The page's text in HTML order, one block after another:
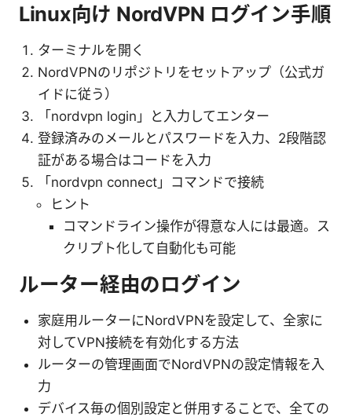
Linux向け NordVPN ログイン手順
ターミナルを開く
NordVPNのリポジトリをセットアップ（公式ガ
イドに従う）
「nordvpn login」と入力してエンター
登録済みのメールとパスワードを入力、2段階認
証がある場合はコードを入力
「nordvpn connect」コマンドで接続
ヒント
コマンドライン操作が得意な人には最適。ス
クリプト化して自動化も可能
ルーター経由のログイン
家庭用ルーターにNordVPNを設定して、全家に
対してVPN接続を有効化する方法
ルーターの管理画面でNordVPNの設定情報を入
力
デバイス毎の個別設定と併用することで、全ての